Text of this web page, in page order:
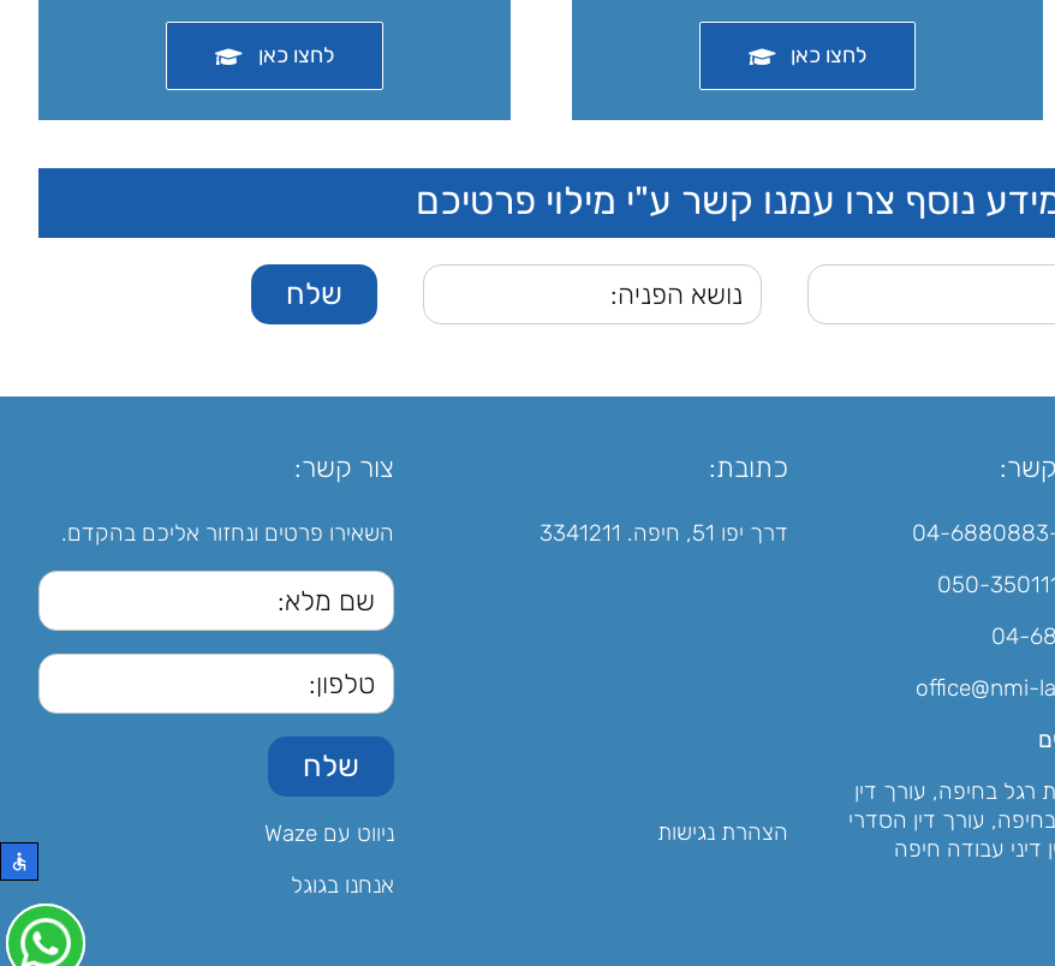
לחצו כאן לחצו כאן
נוסף צרו עמנו קשר ע"י מילוי פרטיכם
קשר:
04-6880883
050-
office@nmi-
רגל בחיפה, עורך דין
, עורך דין הסדרי
דיני עבודה חיפה
כתובת:
דרך יפו 51, חיפה. 3341211
הצהרת נגישות
צור קשר:
השאירו פרטים ונחזור אליכם בהקדם.
ניווט עם Waze
אנחנו בגוגל